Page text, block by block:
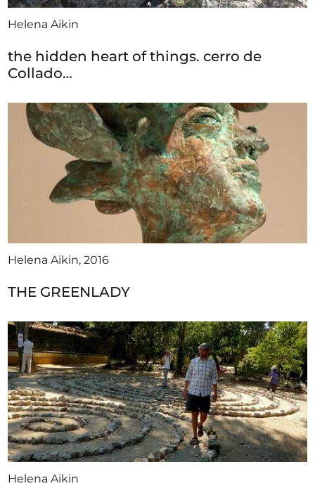
Helena Aikin
the hidden heart of things. cerro de
Collado…
Helena Aikin, 2016
THE GREENLADY
Helena Aikin